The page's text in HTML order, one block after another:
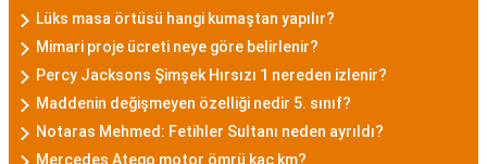
Lüks masa örtüsü hangi kumaştan yapılır?
Mimari proje ücreti neye göre belirlenir?
Percy Jacksons Şimşek Hırsızı 1 nereden izlenir?
Maddenin değişmeyen özelliği nedir 5. sınıf?
Notaras Mehmed: Fetihler Sultanı neden ayrıldı?
Mercedes Atego motor ömrü kaç km?